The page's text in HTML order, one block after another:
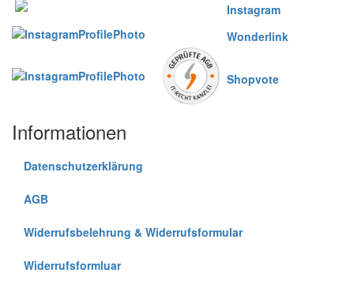
Instagram
Wonderlink
Shopvote
Informationen
Datenschutzerklärung
AGB
Widerrufsbelehrung & Widerrufsformular
Widerrufsformluar